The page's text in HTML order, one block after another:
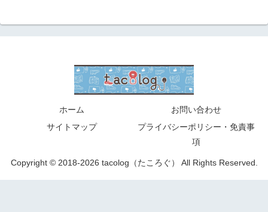
ホーム
お問い合わせ
サイトマップ
プライバシーポリシー・免責事
項
Copyright © 2018-2026 tacolog（たころぐ） All Rights Reserved.